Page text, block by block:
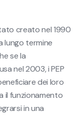
creato nel 1990
lungo termine
se la
nel 2003, i PEP
dei loro
il funzionamento
in una